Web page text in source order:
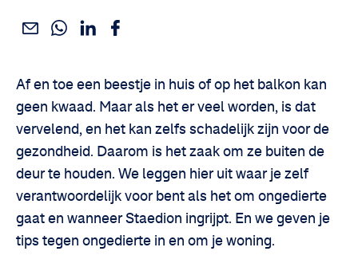
Deel het artikel:
Deel dit via e-mail
Deel dit via WhatsApp
Deel dit via Linkedin
Deel dit via Facebook
Af en toe een beestje in huis of op het balkon kan
geen kwaad. Maar als het er veel worden, is dat
vervelend, en het kan zelfs schadelijk zijn voor de
gezondheid. Daarom is het zaak om ze buiten de
deur te houden. We leggen hier uit waar je zelf
verantwoordelijk voor bent als het om ongedierte
gaat en wanneer Staedion ingrijpt. En we geven je
tips tegen ongedierte in en om je woning.